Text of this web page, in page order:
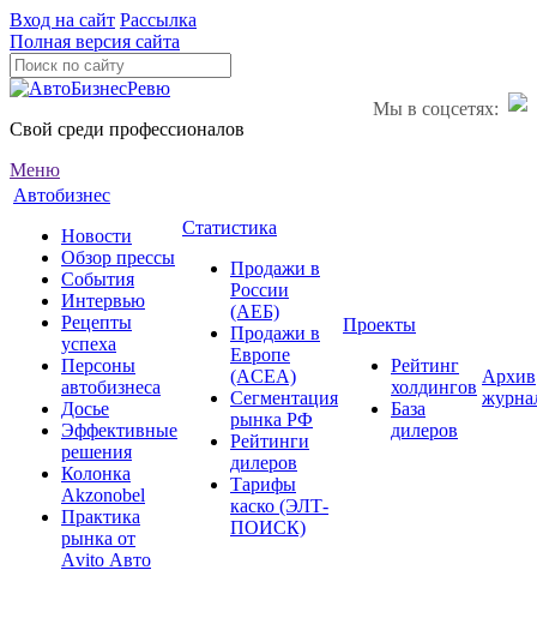
Вход на сайт Рассылка
Полная версия сайта
Мы в соцсетях:
Свой среди профессионалов
Меню
Автобизнес
Новости
Обзор прессы
События
Интервью
Рецепты
успеха
Персоны
автобизнеса
Досье
Эффективные
решения
Колонка
Akzonobel
Практика
рынка от
Аvito Авто
Статистика
Продажи в
России
(АЕБ)
Продажи в
Европе
(ACEA)
Сегментация
рынка РФ
Рейтинги
дилеров
Тарифы
каско (ЭЛТ-
ПОИСК)
Проекты
Рейтинг
холдингов
База
дилеров
Архив